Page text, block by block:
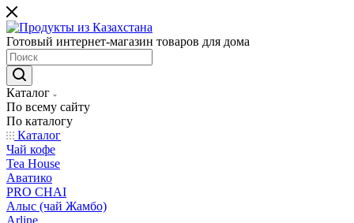
Готовый интернет-магазин товаров для дома
Каталог
По всему сайту
По каталогу
Каталог
Чай кофе
Tea House
Аватико
PRO CHAI
Алыс (чай Жамбо)
Arline